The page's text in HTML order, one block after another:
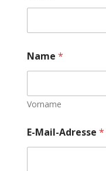
Name *
Vorname
E-Mail-Adresse *